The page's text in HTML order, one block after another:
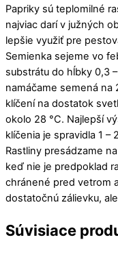
Papriky sú teplomilné
najviac darí v južných
lepšie využiť pre
Semienka sejeme vo
substrátu do hĺbky 0,3
namáčame semená
klíčení na dostatok
okolo 28 °C. Najlepší
klíčenia je spravidla 1 –
Rastliny presádzame
keď nie je predpoklad
chránené pred vetrom
dostatočnú zálievku,
Súvisiace